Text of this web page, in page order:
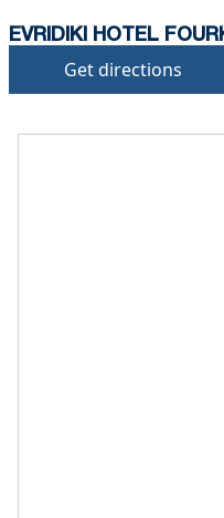
EVRIDIKI HOTEL
Get directions